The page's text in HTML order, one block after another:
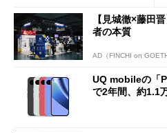
【見城徹×藤田
者の本質
AD（FINCHI on
UQ mobileの「
で2年間、約1.1